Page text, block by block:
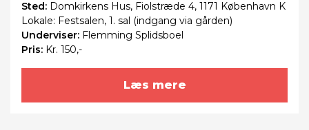
Sted: Domkirkens Hus, Fiolstræde 4, 1171 København K
Lokale: Festsalen, 1. sal (indgang via gården)
Underviser: Flemming Splidsboel
Pris: Kr. 150,-
Læs mere